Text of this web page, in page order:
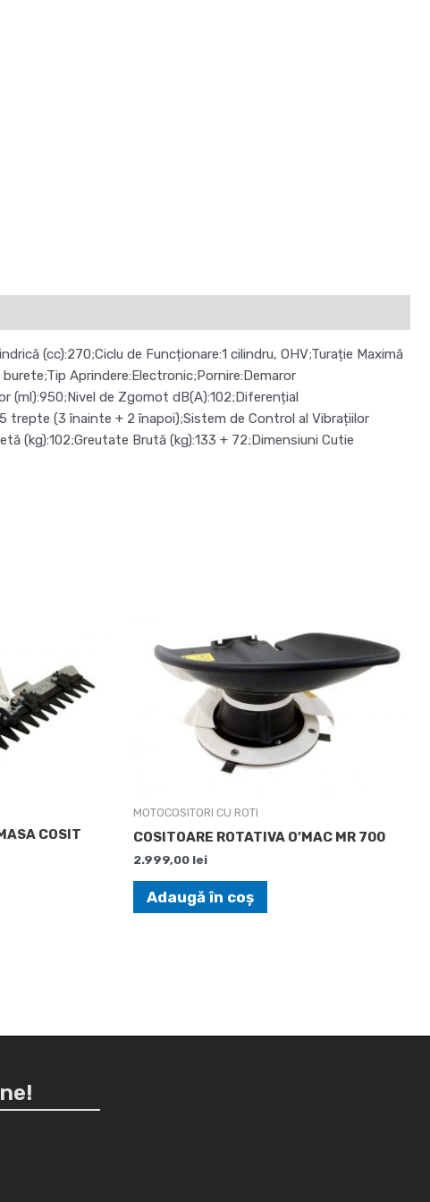
(cc):270;Ciclu de Funcționare:1 cilindru, OHV;Turație Maximă
Aprindere:Electronic;Pornire:Demaror
(ml):950;Nivel de Zgomot dB(A):102;Diferențial
trepte (3 înainte + 2 înapoi);Sistem de Control al Vibrațiilor
(kg):102;Greutate Brută (kg):133 + 72;Dimensiuni Cutie
COSIT
MOTOCOSITORI CU ROTI
COSITOARE ROTATIVA O’MAC MR 700
2.999,00 lei
Adaugă în coș